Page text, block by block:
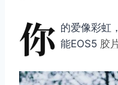
你 的爱像彩虹
能EOS5 胶